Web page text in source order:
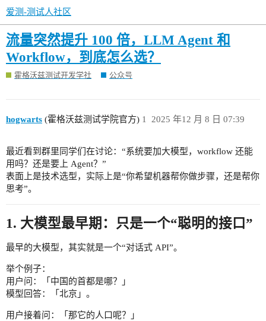
爱测-测试人社区
流量突然提升 100 倍，LLM Agent 和
Workflow，到底怎么选？
霍格沃兹测试开发学社 公众号
hogwarts (霍格沃兹测试学院官方) 2025 年12 月 8 日 07:39
1
最近看到群里同学们在讨论：“系统要加大模型，workflow 还能
用吗？还是要上 Agent？”
表面上是技术选型，实际上是“你希望机器帮你做步骤，还是帮你
思考”。
1. 大模型最早期：只是一个“聪明的接口”
最早的大模型，其实就是一个“对话式 API”。
举个例子：
用户问：「中国的首都是哪？」
模型回答：「北京」。
用户接着问：「那它的人口呢？」